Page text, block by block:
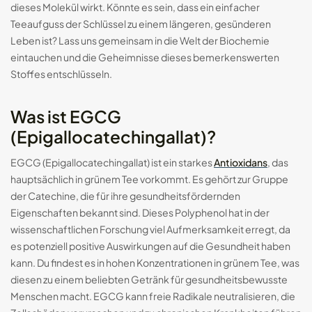
DE
Smart-Ringe: Die Zukunft des
tragbaren...
29.08.2024 17 Min
dieses Molekül wirkt. Könnte es sein, dass ein einfacher
Teeaufguss der Schlüssel zu einem längeren, gesünderen
Leben ist? Lass uns gemeinsam in die Welt der Biochemie
eintauchen und die Geheimnisse dieses bemerkenswerten
Stoffes entschlüsseln.
Was ist EGCG
(Epigallocatechingallat)?
EGCG (Epigallocatechingallat) ist ein starkesAntioxidans, das
hauptsächlich in grünem Tee vorkommt. Es gehört zur Gruppe
der Catechine, die für ihre gesundheitsfördernden
Eigenschaften bekannt sind. Dieses Polyphenol hat in der
wissenschaftlichen Forschung viel Aufmerksamkeit erregt, da
es potenziell positive Auswirkungen auf die Gesundheit haben
kann. Du findest es in hohen Konzentrationen in grünem Tee, was
diesen zu einem beliebten Getränk für gesundheitsbewusste
Menschen macht. EGCG kann freie Radikale neutralisieren, die